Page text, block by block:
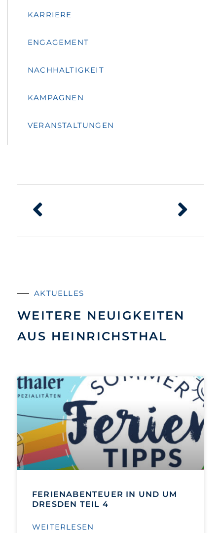
KARRIERE
ENGAGEMENT
NACHHALTIGKEIT
KAMPAGNEN
VERANSTALTUNGEN
AKTUELLES
WEITERE NEUIGKEITEN
AUS HEINRICHSTHAL
FERIENABENTEUER IN UND UM
DRESDEN TEIL 4
WEITERLESEN